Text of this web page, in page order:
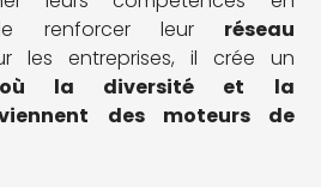
renforcer leur réseau
les entreprises, il crée un
où la diversité et la
des moteurs de